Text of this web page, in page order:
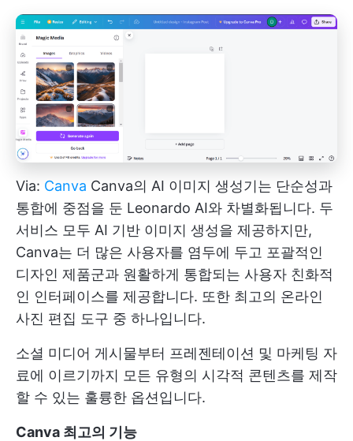
Via: Canva Canva의 AI 이미지 생성기는 단순성과
통합에 중점을 둔 Leonardo AI와 차별화됩니다. 두
서비스 모두 AI 기반 이미지 생성을 제공하지만,
Canva는 더 많은 사용자를 염두에 두고 포괄적인
디자인 제품군과 원활하게 통합되는 사용자 친화적
인 인터페이스를 제공합니다. 또한 최고의 온라인
사진 편집 도구 중 하나입니다.
소셜 미디어 게시물부터 프레젠테이션 및 마케팅 자
료에 이르기까지 모든 유형의 시각적 콘텐츠를 제작
할 수 있는 훌륭한 옵션입니다.
Canva 최고의 기능